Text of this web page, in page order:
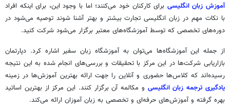
آموزش زبان انگلیسی برای کارکنان خود می‌کنند؛ اما با وجود این، برای اینکه افراد
با نکات مهم در زبان انگلیسی تجارت بیشتر و بهتر آشنا شوند توصیه می‌شود در
دوره‌های تخصصی که توسط آموزشگاه‌های معتبر برگزار می‌شود شرکت کنید.
از جمله این آموزشگاه‌ها می‌توان به آموزشگاه زبان سفیر اشاره کرد. دپارتمان
بازاریابی شرکت‌ها در این مرکز با تحقیقات و بررسی‌های انجام شده به این نتیجه
رسیده‌اند که کلاس‌ها حضوری و آنلاین را جهت ارائه بهترین آموزش‌ها در زمینه
یادگیری ترجمه زبان انگلیسی و مکالمه آن برگزار کنند. این مرکز از بهترین اساتید
بهره گرفته و آموزش‌های حرفه‌ای و تخصصی به زبان آموزان ارائه می‌کند.